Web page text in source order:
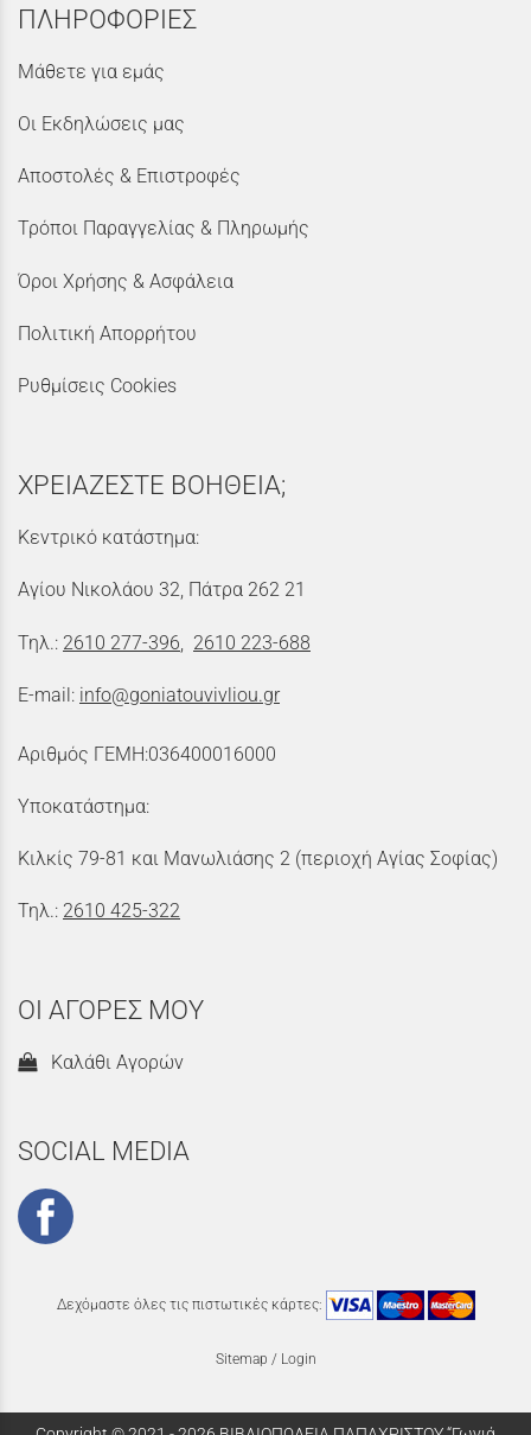
ΠΛΗΡΟΦΟΡΙΕΣ
Μάθετε για εμάς
Οι Εκδηλώσεις μας
Αποστολές & Επιστροφές
Τρόποι Παραγγελίας & Πληρωμής
Όροι Χρήσης & Ασφάλεια
Πολιτική Απορρήτου
Ρυθμίσεις Cookies
ΧΡΕΙΑΖΕΣΤΕ ΒΟΗΘΕΙΑ;
Κεντρικό κατάστημα:
Αγίου Νικολάου 32, Πάτρα 262 21
Τηλ.: 2610 277-396 2610 223-688
E-mail: info@goniatouvivliou.gr
Αριθμός ΓΕΜΗ:036400016000
Υποκατάστημα:
Κιλκίς 79-81 και Μανωλιάσης 2 (περιοχή Αγίας Σοφίας)
Τηλ.: 2610 425-322
ΟΙ ΑΓΟΡΕΣ ΜΟΥ
Καλάθι Αγορών
SOCIAL MEDIA
Δεχόμαστε όλες τις πιστωτικές κάρτες:
Sitemap / Login